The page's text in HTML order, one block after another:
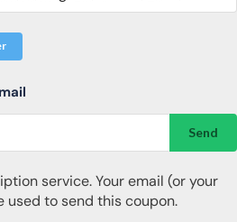
Send
service. Your email (or your
used to send this coupon.